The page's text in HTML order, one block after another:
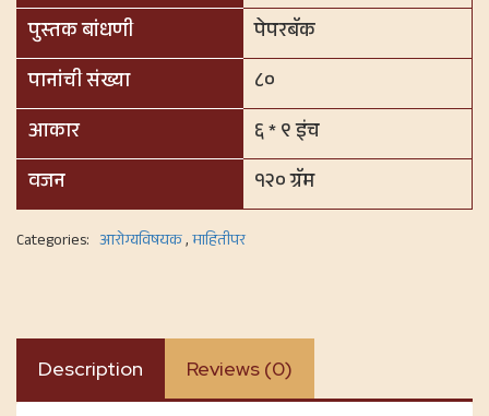
पुस्तक बांधणी
पेपरबॅक
पानांची संख्या
८०
आकार
६ * ९ इंच
वजन
१२० ग्रॅम
Categories: आरोग्यविषयक,माहितीपर
Description Reviews (0)